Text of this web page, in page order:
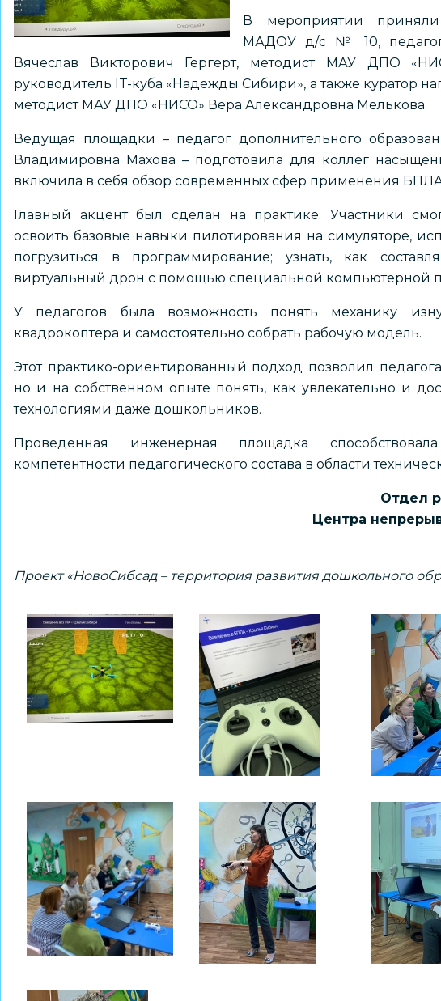
В мероприятии приняли
МАДОУ д/с № 10,
Вячеслав Викторович Гергерт, методист МАУ ДПО
руководитель IT-куба «Надежды Сибири», а также куратор
методист МАУ ДПО «НИСО» Вера Александровна Мелькова.
Ведущая площадки – педагог дополнительного
Владимировна Махова – подготовила для коллег
включила в себя обзор современных сфер применения
Главный акцент был сделан на практике. Участники
освоить базовые навыки пилотирования на симуляторе,
погрузиться в программирование; узнать, как
виртуальный дрон с помощью специальной компьютерной
У педагогов была возможность понять механику
квадрокоптера и самостоятельно собрать рабочую модель.
Этот практико-ориентированный подход позволил
но и на собственном опыте понять, как увлекательно и
технологиями даже дошкольников.
Проведенная инженерная площадка
компетентности педагогического состава в области
Отдел
Центра
Проект «НовоСибсад – территория развития дошкольного